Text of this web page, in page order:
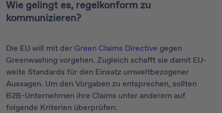
Wie gelingt es, regelkonform zu
kommunizieren?
Die EU will mit der Green Claims Directive gegen
Greenwashing vorgehen. Zugleich schafft sie damit EU-
weite Standards für den Einsatz umweltbezogener
Aussagen. Um den Vorgaben zu entsprechen, sollten
B2B-Unternehmen ihre Claims unter anderem auf
folgende Kriterien überprüfen: